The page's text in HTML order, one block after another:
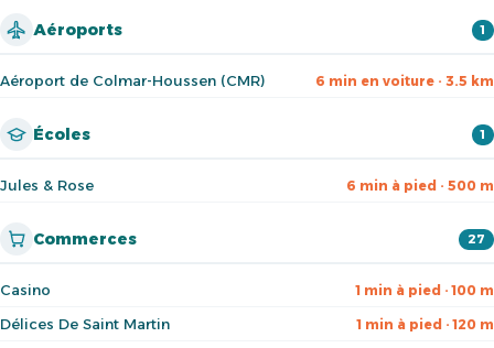
Aéroports 1
Aéroport de Colmar-Houssen (CMR) 6 min en voiture · 3.5 km
Écoles 1
Jules & Rose 6 min à pied · 500 m
Commerces 27
Casino 1 min à pied · 100 m
Délices De Saint Martin 1 min à pied · 120 m